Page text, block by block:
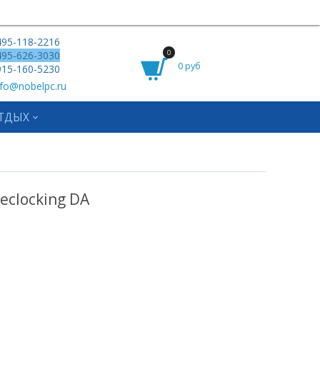
118-2216
626-3030
160-5230
0
0 руб
DA